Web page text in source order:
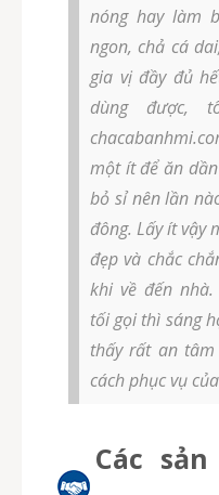
nóng hay làm
ngon, chả cá
gia vị đầy đủ
dùng được,
một ít để ăn
bỏ sỉ nên lần
đông. Lấy ít vậy
đẹp và chắc
khi về đến
tối gọi thì sáng
thấy rất an
cách phục vụ
Các